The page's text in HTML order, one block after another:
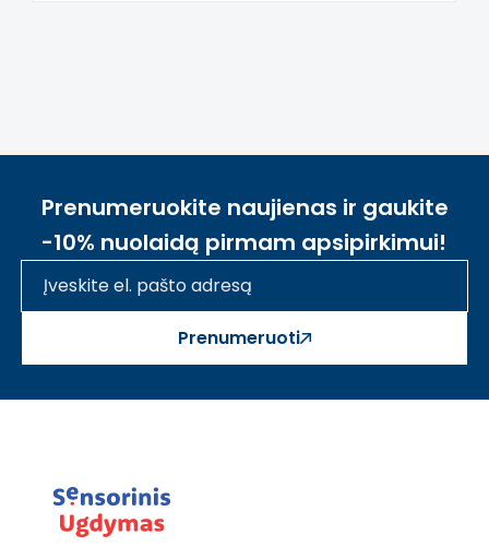
Prenumeruokite naujienas ir gaukite
-10% nuolaidą pirmam apsipirkimui!
Prenumeruoti